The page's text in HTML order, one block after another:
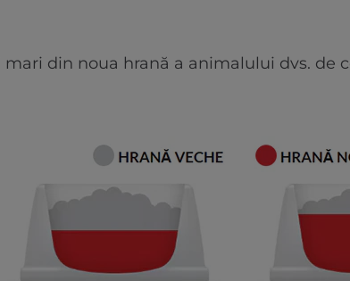
din noua hrană a animalului dvs. de